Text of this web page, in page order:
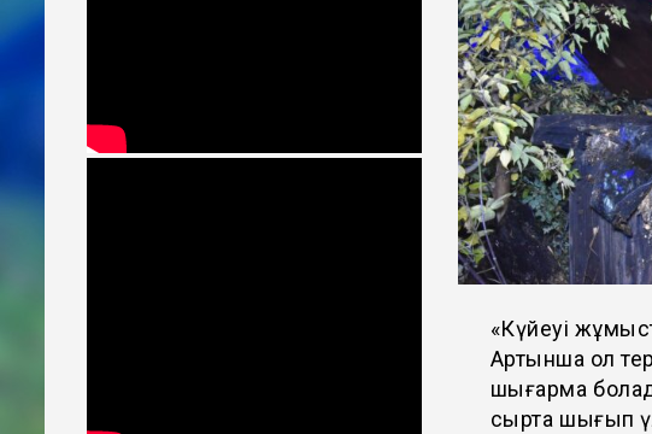
«Күйеуі
Артынша ол
шығармақ
сыртқа шығып